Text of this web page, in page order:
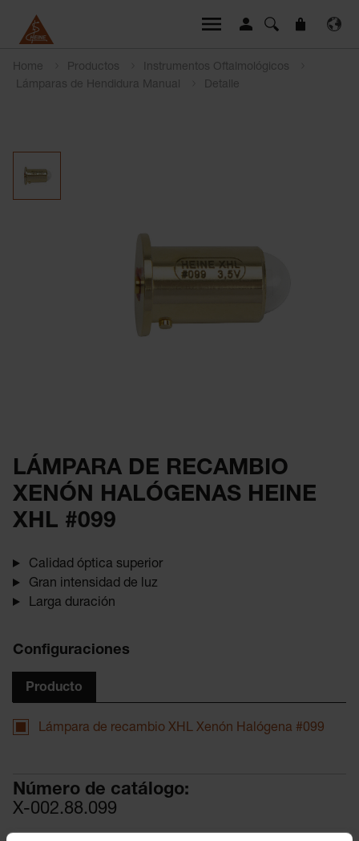
Home Productos
Instrumentos Oftalmológicos
Lámparas de Hendidura Manual
Detalle
LÁMPARA DE RECAMBIO
XENÓN HALÓGENAS HEINE
XHL #099
Calidad óptica superior
Gran intensidad de luz
Larga duración
Configuraciones
Producto
Lámpara de recambio XHL Xenón Halógena #099
Número de catálogo:
X-002.88.099